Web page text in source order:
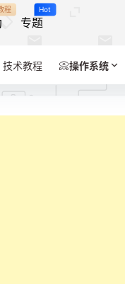
程
专题
Hot
技术教程 📀操作系统